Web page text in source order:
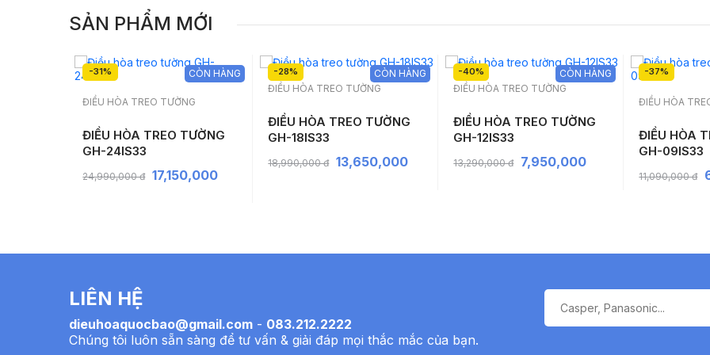
SẢN PHẨM MỚI
-31%
ĐIỀU HÒA TREO TƯỜNG
ĐIỀU HÒA TREO TƯỜNG
GH-24IS33
CÒN HÀNG
24,990,000 đ 17,150,000
-28%
ĐIỀU HÒA TREO TƯỜNG
ĐIỀU HÒA TREO TƯỜNG
GH-18IS33
CÒN HÀNG
18,990,000 đ 13,650,000
-40%
ĐIỀU HÒA TREO TƯỜNG
ĐIỀU HÒA TREO TƯỜNG
GH-12IS33
CÒN HÀNG
13,290,000 đ 7,950,000
-37%
ĐIỀU HÒA
ĐIỀU HÒA
GH-09IS33
11,090,000 đ
LIÊN HỆ
dieuhoaquocbao@gmail.com - 083.212.2222
Chúng tôi luôn sẵn sàng để tư vấn & giải đáp mọi thắc mắc của bạn.